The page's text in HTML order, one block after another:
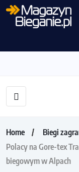
Home
Biegi
Polacy na Gore-tex
biegowym w Alpach